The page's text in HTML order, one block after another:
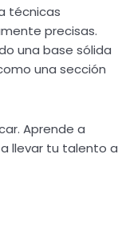
técnicas
precisas.
una base sólida
una sección
Aprende a
llevar tu talento a